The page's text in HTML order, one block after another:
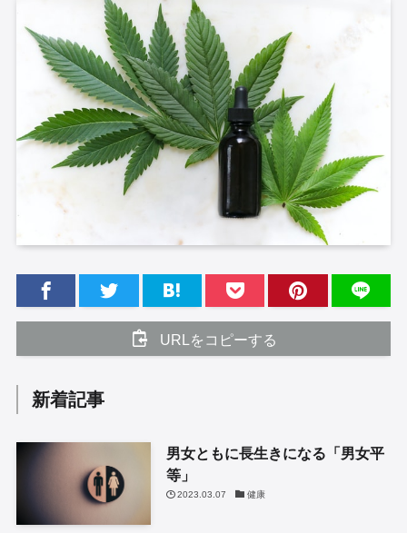
URLをコピーする
新着記事
男女ともに長生きになる「男女平
等」
2023.03.07 健康